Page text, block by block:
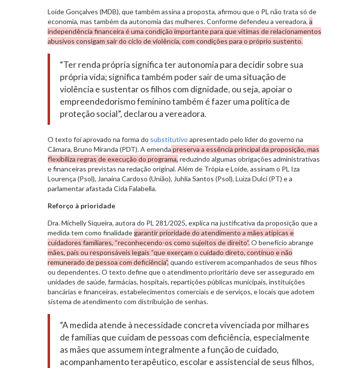
Loíde Gonçalves (MDB), que também assina a proposta, afirmou que o PL não trata só de
economia, mas também da autonomia das mulheres. Conforme defendeu a vereadora, a
independência financeira é uma condição importante para que vítimas de relacionamentos
abusivos consigam sair do ciclo de violência, com condições para o próprio sustento.
“Ter renda própria significa ter autonomia para decidir sobre sua
própria vida; significa também poder sair de uma situação de
violência e sustentar os filhos com dignidade, ou seja, apoiar o
empreendedorismo feminino também é fazer uma política de
proteção social”, declarou a vereadora.
O texto foi aprovado na forma do substitutivo apresentado pelo líder do governo na
Câmara, Bruno Miranda (PDT). A emenda preserva a essência principal da proposição, mas
flexibiliza regras de execução do programa, reduzindo algumas obrigações administrativas
e financeiras previstas na redação original. Além de Trópia e Loíde, assinam o PL Iza
Lourença (Psol), Janaina Cardoso (União), Juhlia Santos (Psol), Luiza Dulci (PT) e a
parlamentar afastada Cida Falabella.
Reforço à prioridade
Dra. Michelly Siqueira, autora do PL 281/2025, explica na justificativa da proposição que a
medida tem como finalidade garantir prioridade do atendimento a mães atípicas e
cuidadores familiares, “reconhecendo-os como sujeitos de direito”.O benefício abrange
mães, pais ou responsáveis legais “que exerçam o cuidado direto, contínuo e não
remunerado de pessoa com deficiência”, quando estiverem acompanhados de seus filhos
ou dependentes. O texto define que o atendimento prioritário deve ser assegurado em
unidades de saúde, farmácias, hospitais, repartições públicas municipais, instituições
bancárias e financeiras, estabelecimentos comerciais e de serviços, e locais que adotem
sistema de atendimento com distribuição de senhas.
“A medida atende à necessidade concreta vivenciada por milhares
de famílias que cuidam de pessoas com deficiência, especialmente
as mães que assumem integralmente a função de cuidado,
acompanhamento terapêutico, escolar e assistencial de seus filhos,